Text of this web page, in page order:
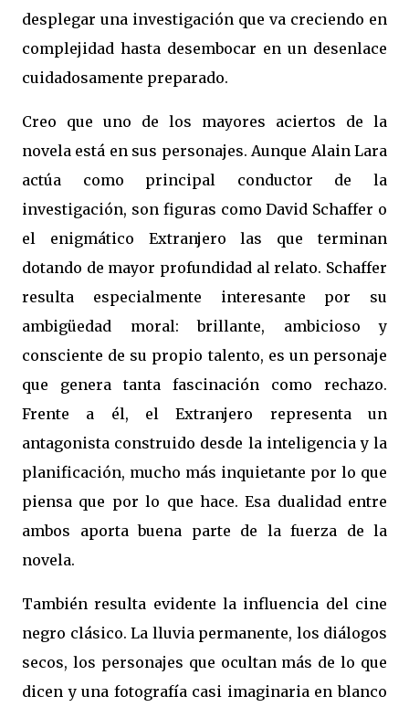
desplegar una investigación que va creciendo en
complejidad hasta desembocar en un desenlace
cuidadosamente preparado.
Creo que uno de los mayores aciertos de la
novela está en sus personajes. Aunque Alain Lara
actúa como principal conductor de la
investigación, son figuras como David Schaffer o
el enigmático Extranjero las que terminan
dotando de mayor profundidad al relato. Schaffer
resulta especialmente interesante por su
ambigüedad moral: brillante, ambicioso y
consciente de su propio talento, es un personaje
que genera tanta fascinación como rechazo.
Frente a él, el Extranjero representa un
antagonista construido desde la inteligencia y la
planificación, mucho más inquietante por lo que
piensa que por lo que hace. Esa dualidad entre
ambos aporta buena parte de la fuerza de la
novela.
También resulta evidente la influencia del cine
negro clásico. La lluvia permanente, los diálogos
secos, los personajes que ocultan más de lo que
dicen y una fotografía casi imaginaria en blanco